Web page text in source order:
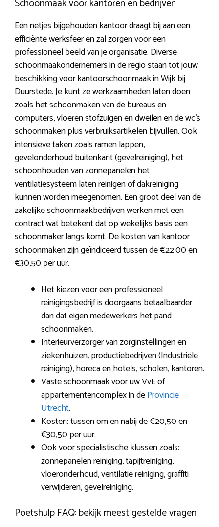
Schoonmaak voor kantoren en bedrijven
Een netjes bijgehouden kantoor draagt bij aan een
efficiënte werksfeer en zal zorgen voor een
professioneel beeld van je organisatie. Diverse
schoonmaakondernemers in de regio staan tot jouw
beschikking voor kantoorschoonmaak in Wijk bij
Duurstede. Je kunt ze werkzaamheden laten doen
zoals het schoonmaken van de bureaus en
computers, vloeren stofzuigen en dweilen en de wc’s
schoonmaken plus verbruiksartikelen bijvullen. Ook
intensieve taken zoals ramen lappen,
gevelonderhoud buitenkant (gevelreiniging), het
schoonhouden van zonnepanelen het
ventilatiesysteem laten reinigen of dakreiniging
kunnen worden meegenomen. Een groot deel van de
zakelijke schoonmaakbedrijven werken met een
contract wat betekent dat op wekelijks basis een
schoonmaker langs komt. De kosten van kantoor
schoonmaken zijn geïndiceerd tussen de €22,00 en
€30,50 per uur.
Het kiezen voor een professioneel
reinigingsbedrijf is doorgaans betaalbaarder
dan dat eigen medewerkers het pand
schoonmaken.
Interieurverzorger van zorginstellingen en
ziekenhuizen, productiebedrijven (Industriële
reiniging), horeca en hotels, scholen, kantoren.
Vaste schoonmaak voor uw VvE of
appartementencomplex in deProvincie
Utrecht.
Kosten: tussen om en nabij de €20,50 en
€30,50 per uur.
Ook voor specialistische klussen zoals:
zonnepanelen reiniging, tapijtreiniging,
vloeronderhoud, ventilatie reiniging, graffiti
verwijderen, gevelreiniging.
Poetshulp FAQ: bekijk meest gestelde vragen